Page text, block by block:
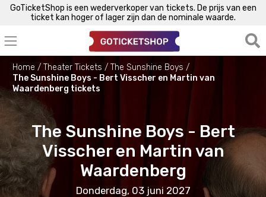
GoTicketShop is een wederverkoper van tickets. De prijs van een
ticket kan hoger of lager zijn dan de nominale waarde.
Home Theater Tickets
The Sunshine Boys
The Sunshine Boys - Bert Visscher en Martin van
Waardenberg tickets
The Sunshine Boys - Bert
Visscher en Martin van
Waardenberg
Donderdag, 03 juni 2027